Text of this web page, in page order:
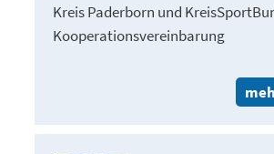
Kreis Paderborn und
Kooperationsvereinbarung